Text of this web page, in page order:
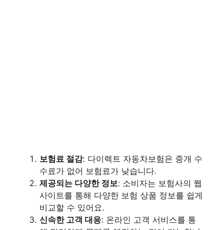
보험료 절감: 다이렉트 자동차보험은 중개 수
수료가 없어 보험료가 낮습니다.
제공되는 다양한 정보: 소비자는 보험사의 웹
사이트를 통해 다양한 보험 상품 정보를 쉽게
비교할 수 있어요.
신속한 고객 대응: 온라인 고객 서비스를 통